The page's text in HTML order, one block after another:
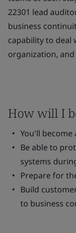
22301 lead
business
capability to
organization,
How will I
You'll become
Be able to
systems
Prepare for
Build
to business